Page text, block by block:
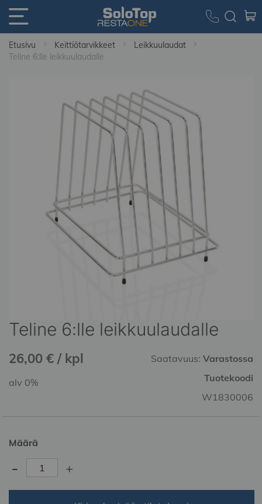
Etusivu Keittiötarvikkeet
Leikkuulaudat
Teline 6:lle leikkuulaudalle
Teline 6:lle leikkuulaudalle
26,00 € / kpl Saatavuus: Varastossa
Tuotekoodi
W1830006
alv 0%
Määrä
- +
Skip
to
the
beginning
of
gallery